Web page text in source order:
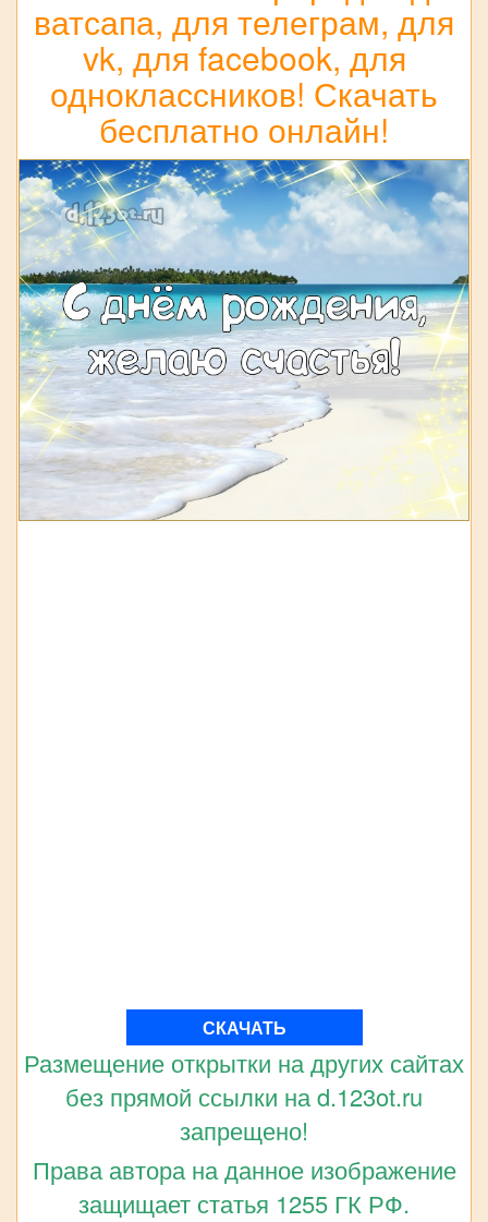
ватсапа, для телеграм, для
vk, для facebook, для
одноклассников! Скачать
бесплатно онлайн!
СКАЧАТЬ
Размещение открытки на других сайтах
без прямой ссылки на d.123ot.ru
запрещено!
Права автора на данное изображение
защищает статья 1255 ГК РФ.